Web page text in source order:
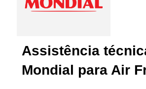
Assistência
Mondial para Air